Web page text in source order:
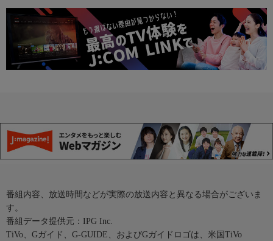
番組内容、放送時間などが実際の放送内容と異なる場合がございま
す。
番組データ提供元：IPG Inc.
TiVo、Gガイド、G-GUIDE、およびGガイドロゴは、米国TiVo